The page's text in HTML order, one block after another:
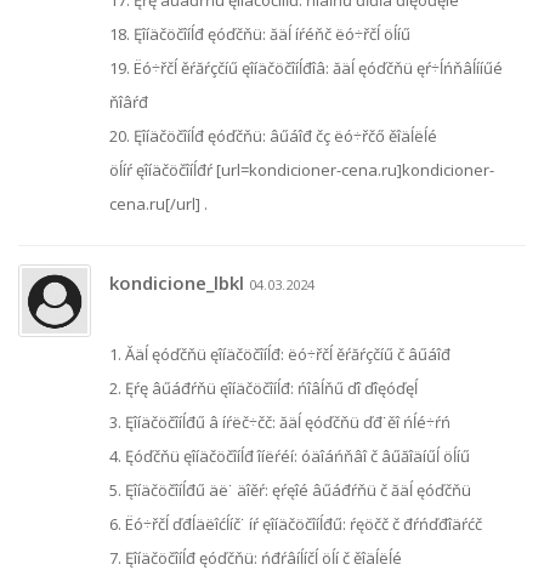
18. Ęîíäčöčîíĺđ ęóďčňü: ăäĺ íŕéňč ëó÷řčĺ öĺíű
19. Ëó÷řčĺ ěŕăŕçčíű ęîíäčöčîíĺđîâ: ăäĺ ęóďčňü ęŕ÷ĺńňâĺííűé
ňîâŕđ
20. Ęîíäčöčîíĺđ ęóďčňü: âűáîđ čç ëó÷řčő ěîäĺëĺé
öĺíŕ ęîíäčöčîíĺđŕ [url=kondicioner-cena.ru]kondicioner-
cena.ru[/url] .
kondicione_lbkl 04.03.2024
1. Ăäĺ ęóďčňü ęîíäčöčîíĺđ: ëó÷řčĺ ěŕăŕçčíű č âűáîđ
2. Ęŕę âűáđŕňü ęîíäčöčîíĺđ: ńîâĺňű ďî ďîęóďęĺ
3. Ęîíäčöčîíĺđű â íŕëč÷čč: ăäĺ ęóďčňü ďđ˙ěî ńĺé÷ŕń
4. Ęóďčňü ęîíäčöčîíĺđ îíëŕéí: óäîáńňâî č âűăîäíűĺ öĺíű
5. Ęîíäčöčîíĺđű äë˙ äîěŕ: ęŕęîé âűáđŕňü č ăäĺ ęóďčňü
6. Ëó÷řčĺ ďđĺäëîćĺíč˙ íŕ ęîíäčöčîíĺđű: ŕęöčč č đŕńďđîäŕćč
7. Ęîíäčöčîíĺđ ęóďčňü: ńđŕâíĺíčĺ öĺí č ěîäĺëĺé